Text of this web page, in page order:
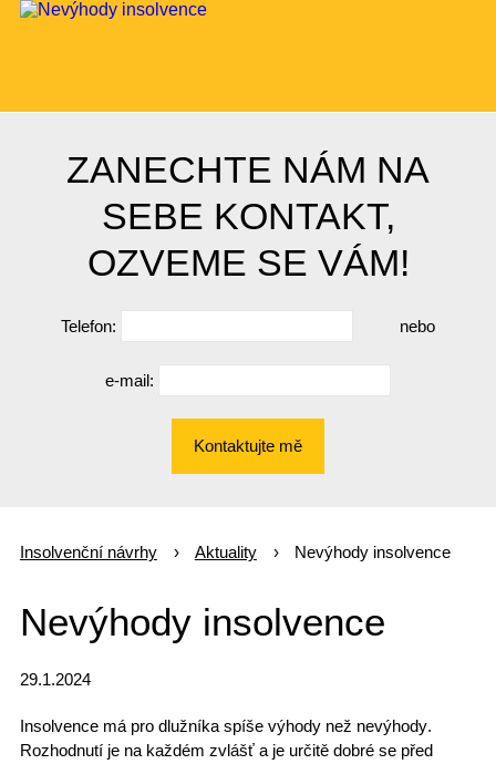
ZANECHTE NÁM NA
SEBE KONTAKT,
OZVEME SE VÁM!
Telefon: nebo
e-mail:
Kontaktujte mě
Insolvenční návrhy Aktuality Nevýhody insolvence
Nevýhody insolvence
29.1.2024
Insolvence má pro dlužníka spíše výhody než nevýhody.
Rozhodnutí je na každém zvlášť a je určitě dobré se před